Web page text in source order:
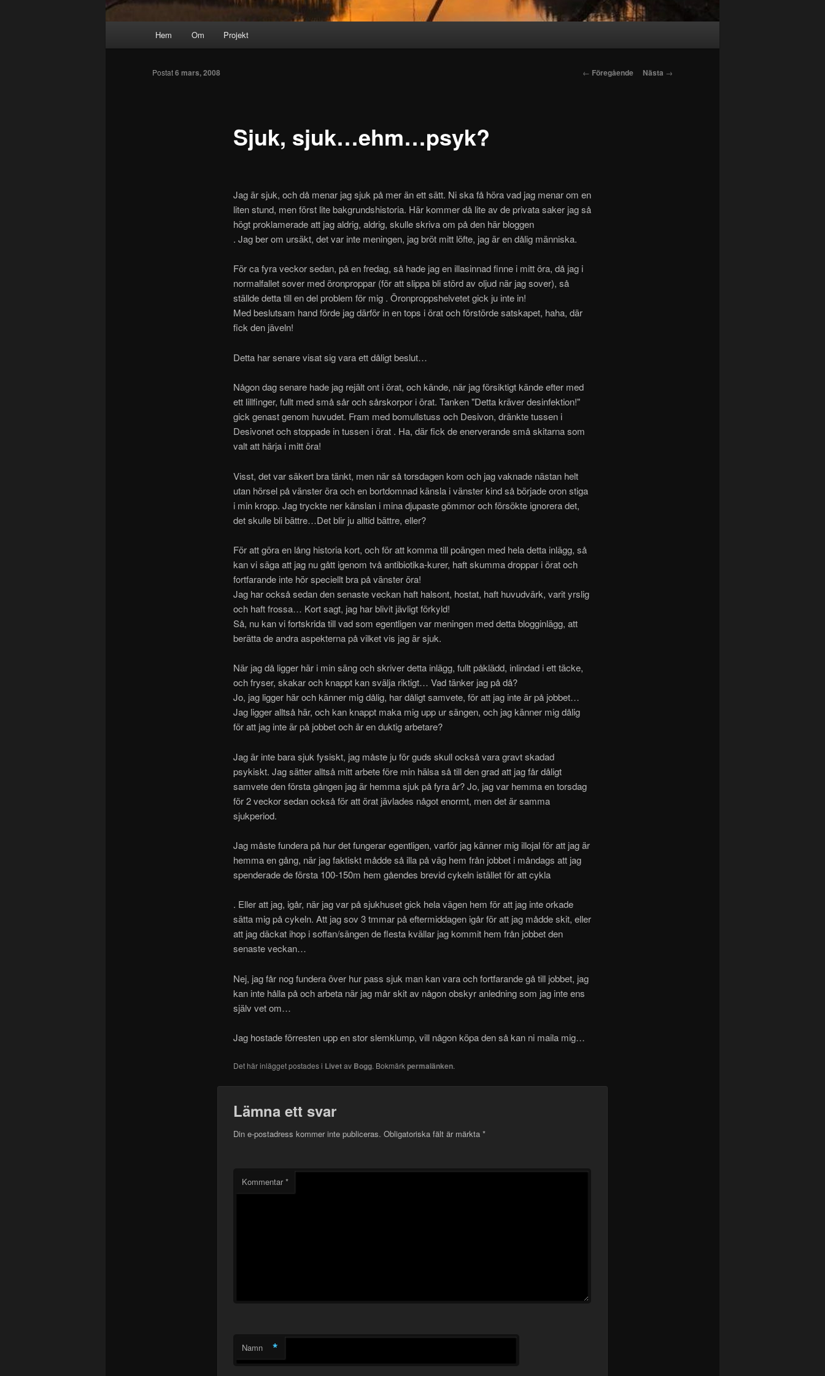
Hoppa
Hem Om Projekt
Inläggsnavigering
← Föregående Nästa →
Sjuk, sjuk…ehm…psyk?
Postat6 mars, 2008
Jag är sjuk, och då menar jag sjuk på mer än ett sätt. Ni ska få höra vad jag menar om en
liten stund, men först lite bakgrundshistoria. Här kommer då lite av de privata saker jag så
högt proklamerade att jag aldrig, aldrig, skulle skriva om på den här bloggen
. Jag ber om ursäkt, det var inte meningen, jag bröt mitt löfte, jag är en dålig människa.
För ca fyra veckor sedan, på en fredag, så hade jag en illasinnad finne i mitt öra, då jag i
normalfallet sover med öronproppar (för att slippa bli störd av oljud när jag sover), så
ställde detta till en del problem för mig . Öronproppshelvetet gick ju inte in!
Med beslutsam hand förde jag därför in en tops i örat och förstörde satskapet, haha, där
fick den jäveln!
Detta har senare visat sig vara ett dåligt beslut…
Någon dag senare hade jag rejält ont i örat, och kände, när jag försiktigt kände efter med
ett lillfinger, fullt med små sår och sårskorpor i örat. Tanken "Detta kräver desinfektion!"
gick genast genom huvudet. Fram med bomullstuss och Desivon, dränkte tussen i
Desivonet och stoppade in tussen i örat . Ha, där fick de enerverande små skitarna som
valt att härja i mitt öra!
Visst, det var säkert bra tänkt, men när så torsdagen kom och jag vaknade nästan helt
utan hörsel på vänster öra och en bortdomnad känsla i vänster kind så började oron stiga
i min kropp. Jag tryckte ner känslan i mina djupaste gömmor och försökte ignorera det,
det skulle bli bättre…Det blir ju alltid bättre, eller?
För att göra en lång historia kort, och för att komma till poängen med hela detta inlägg, så
kan vi säga att jag nu gått igenom två antibiotika-kurer, haft skumma droppar i örat och
fortfarande inte hör speciellt bra på vänster öra!
Jag har också sedan den senaste veckan haft halsont, hostat, haft huvudvärk, varit yrslig
och haft frossa… Kort sagt, jag har blivit jävligt förkyld!
Så, nu kan vi fortskrida till vad som egentligen var meningen med detta blogginlägg, att
berätta de andra aspekterna på vilket vis jag är sjuk.
När jag då ligger här i min säng och skriver detta inlägg, fullt påklädd, inlindad i ett täcke,
och fryser, skakar och knappt kan svälja riktigt… Vad tänker jag på då?
Jo, jag ligger här och känner mig dålig, har dåligt samvete, för att jag inte är på jobbet…
Jag ligger alltså här, och kan knappt maka mig upp ur sängen, och jag känner mig dålig
för att jag inte är på jobbet och är en duktig arbetare?
Jag är inte bara sjuk fysiskt, jag måste ju för guds skull också vara gravt skadad
psykiskt. Jag sätter alltså mitt arbete före min hälsa så till den grad att jag får dåligt
samvete den första gången jag är hemma sjuk på fyra år? Jo, jag var hemma en torsdag
för 2 veckor sedan också för att örat jävlades något enormt, men det är samma
sjukperiod.
Jag måste fundera på hur det fungerar egentligen, varför jag känner mig illojal för att jag är
hemma en gång, när jag faktiskt mådde så illa på väg hem från jobbet i måndags att jag
spenderade de första 100-150m hem gåendes brevid cykeln istället för att cykla
. Eller att jag, igår, när jag var på sjukhuset gick hela vägen hem för att jag inte orkade
sätta mig på cykeln. Att jag sov 3 tmmar på eftermiddagen igår för att jag mådde skit, eller
att jag däckat ihop i soffan/sängen de flesta kvällar jag kommit hem från jobbet den
senaste veckan…
Nej, jag får nog fundera över hur pass sjuk man kan vara och fortfarande gå till jobbet, jag
kan inte hålla på och arbeta när jag mår skit av någon obskyr anledning som jag inte ens
själv vet om…
Jag hostade förresten upp en stor slemklump, vill någon köpa den så kan ni maila mig…
Det här inlägget postades i Livetav Bogg. Bokmärkpermalänken.
Lämna ett svar
Din e-postadress kommer inte publiceras. Obligatoriska fält är märkta *
Kommentar*
Namn *